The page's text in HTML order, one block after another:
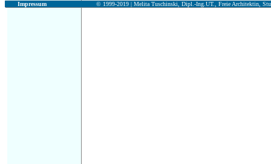
Impressum © 1999-2019 | Melita Tuschinski, Dipl.-Ing.UT., Freie Architektin,